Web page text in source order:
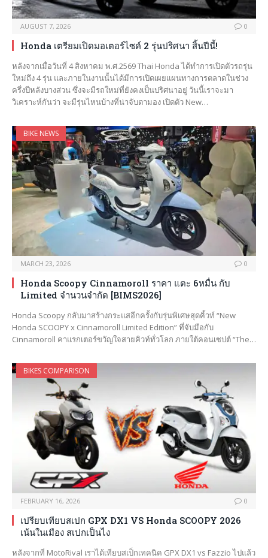
AUGUST 7, 2026 0
Honda เตรียมเปิดมอเตอร์ไซค์ 2 รุ่นปริศนา สิ้นปีนี้!
หลังจากเมื่อวันที่ 4 สิงหาคม พ.ศ.2569 Thai Honda ได้ทำการเปิดตัวรถรุ่น
ใหม่ถึง 4 รุ่น และภายในงานนั้นได้มีการเปิดเผยแผนทางการตลาดในช่วง
ครึ่งปีหลังบางส่วน ซึ่งจะมีรถใหม่ที่ยังคงเป็นปริศนาอยู่ วันนี้เราจะมา
วิเคราะห์กันว่า จะมีรุ่นไหนบ้างที่น่าจับตามอง เปิดตัว New…
BIKE NEWS
MARCH 23, 2026 0
Honda Scoopy Cinnamoroll ราคา แตะ 6หมื่น กับ
Limited จำนวนจำกัด [BIMS2026]
Honda Scoopy กลับมาสร้างกระแสอีกครั้งกับรุ่นพิเศษสุดคิ้วท์ “New
Honda SCOOPY x Cinnamoroll Limited Edition” ที่จับมือกับ
Cinnamoroll คาแรกเตอร์ขวัญใจสายคิวท์ทั่วโลก ภายใต้คอนเซปต์ “The…
BIKES COMPARISON
FEBRUARY 16, 2026 0
เปรียบเทียบสเปก GPX DX1 VS Honda SCOOPY 2026
เน้นในเมือง สเปกเป็นไง
หลังจากที่ MotoRival เราได้เทียบสเป็กเทคนิค GPX DX1 vs Fazzio ไปแล้ว